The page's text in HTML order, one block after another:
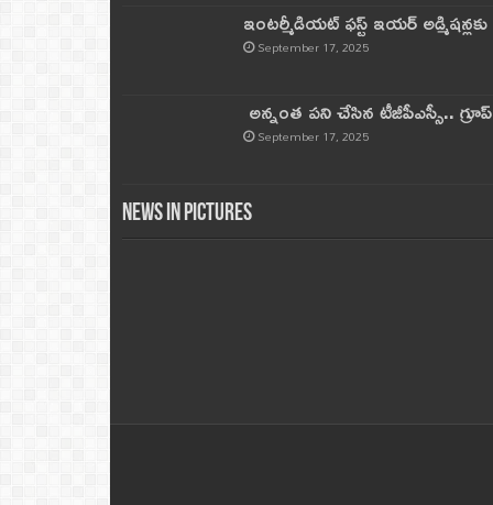
ఇంటర్మీడియట్ ఫస్ట్‌ ఇయర్‌
September 17, 2025
అన్నంత పని చేసిన టీజీపీఎస్సీ..
September 17, 2025
News in Pictures